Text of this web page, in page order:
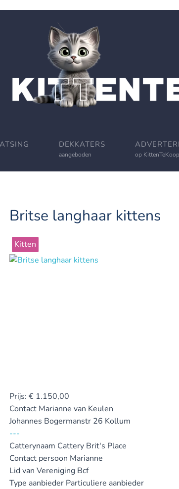
DEKKATERS
aangeboden op KittenTeKoop
Britse langhaar kittens
Kitten
Prijs: € 1.150,00
Contact Marianne van Keulen
Johannes Bogermanstr 26 Kollum
---
Catterynaam Cattery Brit's Place
Contact persoon Marianne
Lid van Vereniging Bcf
Type aanbieder Particuliere aanbieder